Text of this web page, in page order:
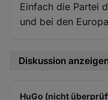
Einfach die Partei
und bei den
Diskussion
HuGo (nicht